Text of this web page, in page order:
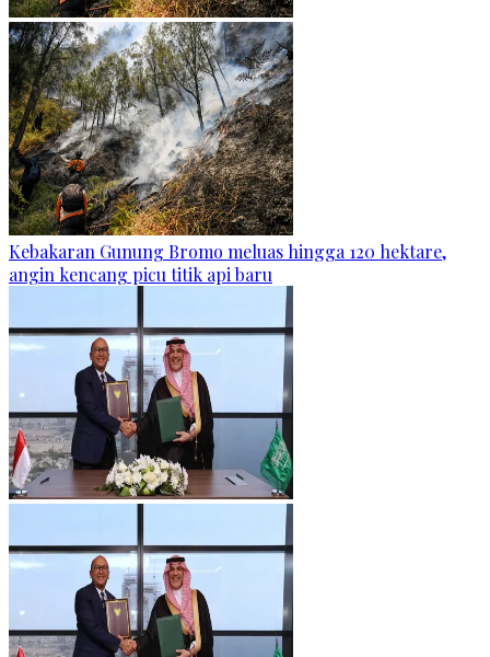
Kebakaran Gunung Bromo meluas hingga 120 hektare,
angin kencang picu titik api baru